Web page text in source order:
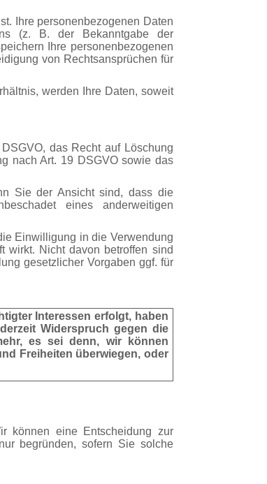
Ihre personenbezogenen Daten
(z. B. der Bekanntgabe der
Ihre personenbezogenen
von Rechtsansprüchen für
werden Ihre Daten, soweit
das Recht auf Löschung
nach Art. 19 DSGVO sowie das
Sie der Ansicht sind, dass die
eines anderweitigen
Einwilligung in die Verwendung
wirkt. Nicht davon betroffen sind
gesetzlicher Vorgaben ggf. für
Interessen erfolgt, haben
Widerspruch gegen die
es sei denn, wir können
Freiheiten überwiegen, oder
können eine Entscheidung zur
begründen, sofern Sie solche